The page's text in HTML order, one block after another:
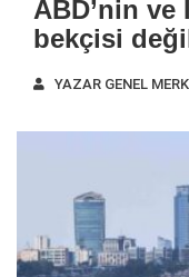
ABD’nin ve
bekçisi
YAZAR GENEL